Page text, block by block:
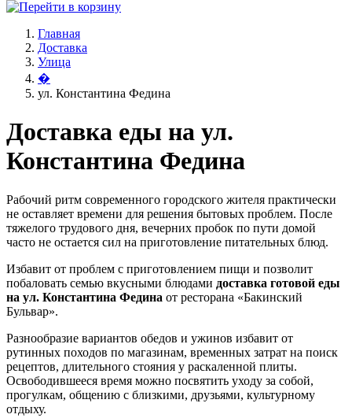
Главная
Доставка
Улица
�
ул. Константина Федина
Доставка еды на ул.
Константина Федина
Рабочий ритм современного городского жителя практически
не оставляет времени для решения бытовых проблем. После
тяжелого трудового дня, вечерних пробок по пути домой
часто не остается сил на приготовление питательных блюд.
Избавит от проблем с приготовлением пищи и позволит
побаловать семью вкусными блюдами доставка готовой еды
на ул. Константина Федина от ресторана «Бакинский
Бульвар».
Разнообразие вариантов обедов и ужинов избавит от
рутинных походов по магазинам, временных затрат на поиск
рецептов, длительного стояния у раскаленной плиты.
Освободившееся время можно посвятить уходу за собой,
прогулкам, общению с близкими, друзьями, культурному
отдыху.